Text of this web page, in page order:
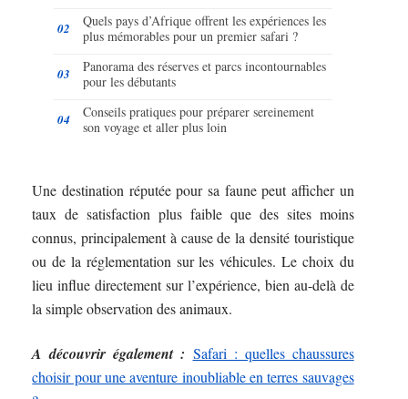
Quels pays d’Afrique offrent les expériences les
plus mémorables pour un premier safari ?
Panorama des réserves et parcs incontournables
pour les débutants
Conseils pratiques pour préparer sereinement
son voyage et aller plus loin
Une destination réputée pour sa faune peut afficher un
taux de satisfaction plus faible que des sites moins
connus, principalement à cause de la densité touristique
ou de la réglementation sur les véhicules. Le choix du
lieu influe directement sur l’expérience, bien au-delà de
la simple observation des animaux.
A découvrir également : Safari : quelles chaussures
choisir pour une aventure inoubliable en terres sauvages